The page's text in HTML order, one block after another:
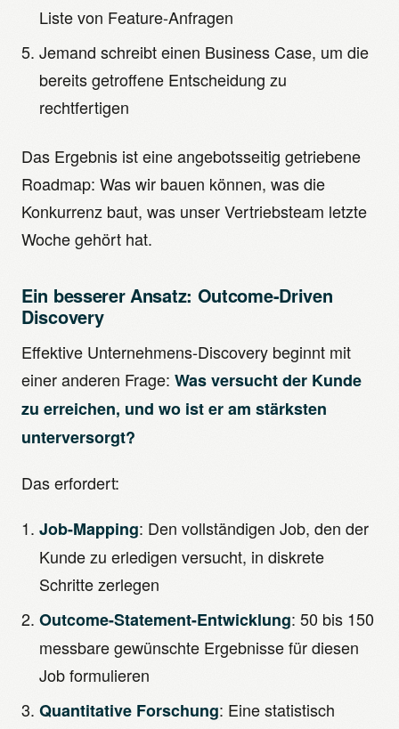
Liste von Feature-Anfragen
Jemand schreibt einen Business Case, um die
bereits getroffene Entscheidung zu
rechtfertigen
Das Ergebnis ist eine angebotsseitig getriebene
Roadmap: Was wir bauen können, was die
Konkurrenz baut, was unser Vertriebsteam letzte
Woche gehört hat.
Ein besserer Ansatz: Outcome-Driven
Discovery
Effektive Unternehmens-Discovery beginnt mit
einer anderen Frage: Was versucht der Kunde
zu erreichen, und wo ist er am stärksten
unterversorgt?
Das erfordert:
Job-Mapping: Den vollständigen Job, den der
Kunde zu erledigen versucht, in diskrete
Schritte zerlegen
Outcome-Statement-Entwicklung: 50 bis 150
messbare gewünschte Ergebnisse für diesen
Job formulieren
Quantitative Forschung: Eine statistisch